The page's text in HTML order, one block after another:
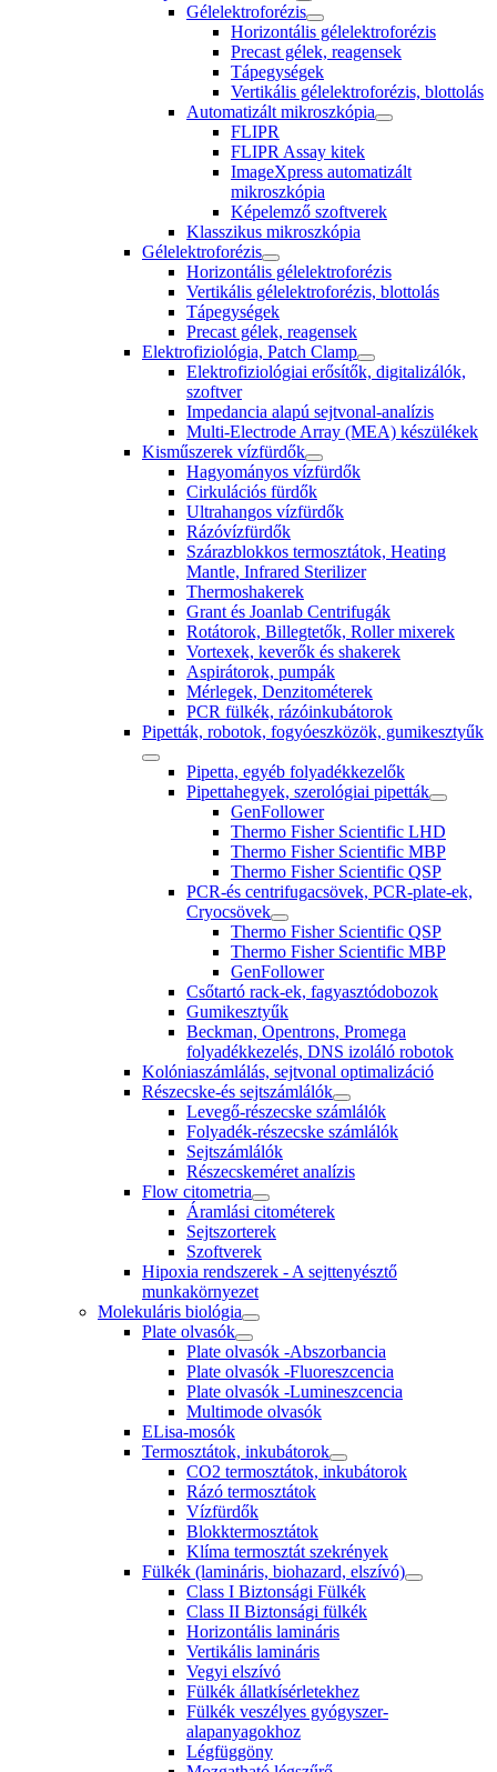
Gélelektroforézis
Horizontális gélelektroforézis
Precast gélek, reagensek
Tápegységek
Vertikális gélelektroforézis, blottolás
Automatizált mikroszkópia
FLIPR
FLIPR Assay kitek
ImageXpress automatizált
mikroszkópia
Képelemző szoftverek
Klasszikus mikroszkópia
Gélelektroforézis
Horizontális gélelektroforézis
Vertikális gélelektroforézis, blottolás
Tápegységek
Precast gélek, reagensek
Elektrofiziológia, Patch Clamp
Elektrofiziológiai erősítők, digitalizálók,
szoftver
Impedancia alapú sejtvonal-analízis
Multi-Electrode Array (MEA) készülékek
Kisműszerek vízfürdők
Hagyományos vízfürdők
Cirkulációs fürdők
Ultrahangos vízfürdők
Rázóvízfürdők
Szárazblokkos termosztátok, Heating
Mantle, Infrared Sterilizer
Thermoshakerek
Grant és Joanlab Centrifugák
Rotátorok, Billegtetők, Roller mixerek
Vortexek, keverők és shakerek
Aspirátorok, pumpák
Mérlegek, Denzitométerek
PCR fülkék, rázóinkubátorok
Pipetták, robotok, fogyóeszközök, gumikesztyűk
Pipetta, egyéb folyadékkezelők
Pipettahegyek, szerológiai pipetták
GenFollower
Thermo Fisher Scientific LHD
Thermo Fisher Scientific MBP
Thermo Fisher Scientific QSP
PCR-és centrifugacsövek, PCR-plate-ek,
Cryocsövek
Thermo Fisher Scientific QSP
Thermo Fisher Scientific MBP
GenFollower
Csőtartó rack-ek, fagyasztódobozok
Gumikesztyűk
Beckman, Opentrons, Promega
folyadékkezelés, DNS izoláló robotok
Kolóniaszámlálás, sejtvonal optimalizáció
Részecske-és sejtszámlálók
Levegő-részecske számlálók
Folyadék-részecske számlálók
Sejtszámlálók
Részecskeméret analízis
Flow citometria
Áramlási citométerek
Sejtszorterek
Szoftverek
Hipoxia rendszerek - A sejttenyésztő
munkakörnyezet
Molekuláris biológia
Plate olvasók
Plate olvasók -Abszorbancia
Plate olvasók -Fluoreszcencia
Plate olvasók -Lumineszcencia
Multimode olvasók
ELisa-mosók
Termosztátok, inkubátorok
CO2 termosztátok, inkubátorok
Rázó termosztátok
Vízfürdők
Blokktermosztátok
Klíma termosztát szekrények
Fülkék (lamináris, biohazard, elszívó)
Class I Biztonsági Fülkék
Class II Biztonsági fülkék
Horizontális lamináris
Vertikális lamináris
Vegyi elszívó
Fülkék állatkísérletekhez
Fülkék veszélyes gyógyszer-
alapanyagokhoz
Légfüggöny